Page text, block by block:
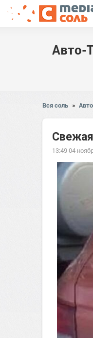
Авто-
Вся соль »
13:49 04